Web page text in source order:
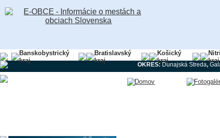
Banskobystrický
kraj
Bratislavský
kraj
Košický
kraj
kraj
OKRES:Dunajská Streda,